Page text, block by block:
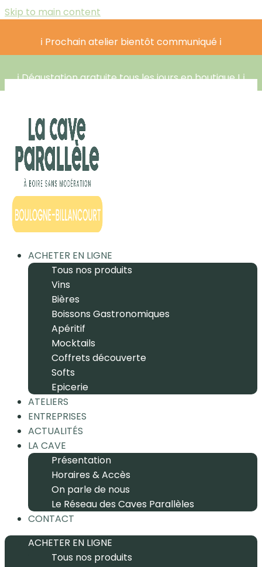
Skip to main content
ℹ️ Prochain atelier bientôt communiqué ℹ️
ℹ️ Dégustation gratuite tous les jours en boutique ! ℹ️
ACHETER EN LIGNE
Tous nos produits
Vins
Bières
Boissons Gastronomiques
Apéritif
Mocktails
Coffrets découverte
Softs
Epicerie
ATELIERS
ENTREPRISES
ACTUALITÉS
LA CAVE
Présentation
Horaires & Accès
On parle de nous
Le Réseau des Caves Parallèles
CONTACT
ACHETER EN LIGNE
Tous nos produits